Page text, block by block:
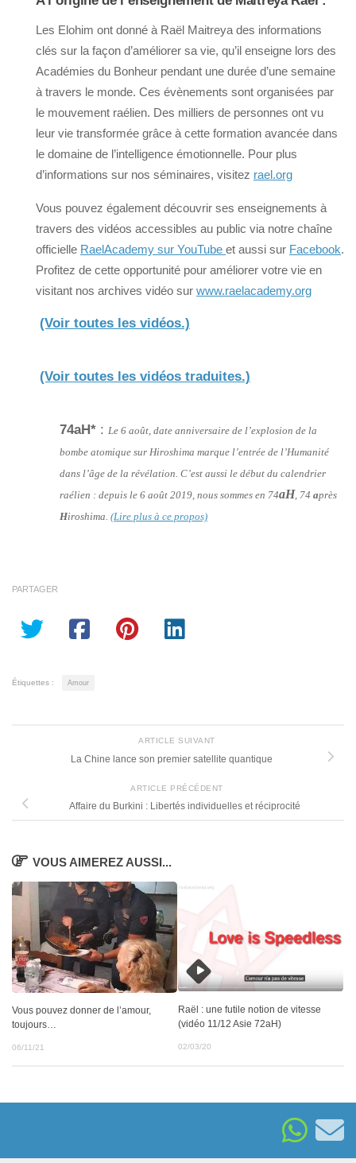
Les Elohim ont donné à Raël Maitreya des informations
clés sur la façon d’améliorer sa vie, qu’il enseigne lors des
Académies du Bonheur pendant une durée d’une semaine
à travers le monde. Ces évènements sont organisées par
le mouvement raélien. Des milliers de personnes ont vu
leur vie transformée grâce à cette formation avancée dans
le domaine de l’intelligence émotionnelle. Pour plus
d’informations sur nos séminaires, visitez rael.org
Vous pouvez également découvrir ses enseignements à
travers des vidéos accessibles au public via notre chaîne
officielle RaelAcademy sur YouTube et aussi sur Facebook.
Profitez de cette opportunité pour améliorer votre vie en
visitant nos archives vidéo sur www.raelacademy.org
(Voir toutes les vidéos.)
(Voir toutes les vidéos traduites.)
74aH* : Le 6 août, date anniversaire de l’explosion de la
bombe atomique sur Hiroshima marque l’entrée de l’Humanité
dans l’âge de la révélation. C’est aussi le début du calendrier
raélien : depuis le 6 août 2019, nous sommes en 74aH, 74 après
Hiroshima. (Lire plus à ce propos)
PARTAGER
Étiquettes : Amour
ARTICLE SUIVANT
La Chine lance son premier satellite quantique
ARTICLE PRÉCÉDENT
Affaire du Burkini : Libertés individuelles et réciprocité
VOUS AIMEREZ AUSSI...
Vous pouvez donner de l’amour,
toujours…
06/11/21
Raël : une futile notion de vitesse
(vidéo 11/12 Asie 72aH)
02/03/20